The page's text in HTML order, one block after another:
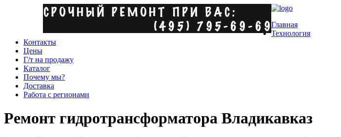
Главная
Технология
Контакты
Цены
Г/т на продажу
Каталог
Почему мы?
Доставка
Работа с регионами
Ремонт гидротрансформатора Владикавказ